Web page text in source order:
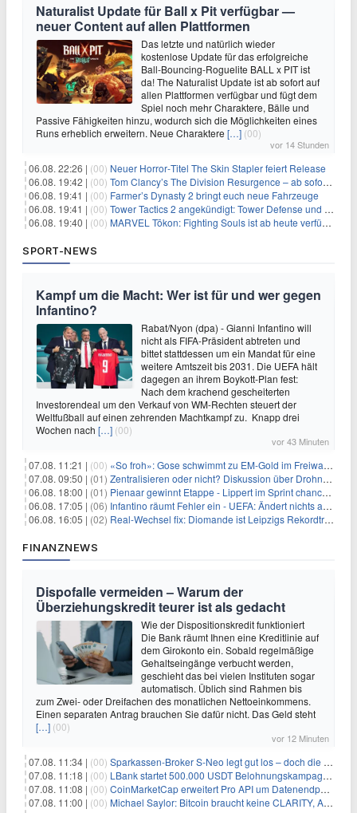
Naturalist Update für Ball x Pit verfügbar —
neuer Content auf allen Plattformen
Das letzte und natürlich wieder
kostenlose Update für das erfolgreiche
Ball-Bouncing-Roguelite BALL x PIT ist
da! The Naturalist Update ist ab sofort auf
allen Plattformen verfügbar und fügt dem
Spiel noch mehr Charaktere, Bälle und
Passive Fähigkeiten hinzu, wodurch sich die Möglichkeiten eines
Runs erheblich erweitern. Neue Charaktere […] (00)
vor 14 Stunden
06.08. 22:26 | (00) Neuer Horror‑Titel The Skin Stapler feiert Release
06.08. 19:42 | (00) Tom Clancy’s The Division Resurgence – ab sofort für euch verfügbar
06.08. 19:41 | (00) Farmer’s Dynasty 2 bringt euch neue Fahrzeuge
06.08. 19:41 | (00) Tower Tactics 2 angekündigt: Tower Defense und Deckbuilding Kombo kehrt zurück
06.08. 19:40 | (00) MARVEL Tōkon: Fighting Souls ist ab heute verfügbar
SPORT-NEWS
Kampf um die Macht: Wer ist für und wer gegen
Infantino?
Rabat/Nyon (dpa) - Gianni Infantino will
nicht als FIFA-Präsident abtreten und
bittet stattdessen um ein Mandat für eine
weitere Amtszeit bis 2031. Die UEFA hält
dagegen an ihrem Boykott-Plan fest:
Nach dem krachend gescheiterten
Investorendeal um den Verkauf von WM-Rechten steuert der
Weltfußball auf einen zehrenden Machtkampf zu. Knapp drei
Wochen nach […] (00)
vor 43 Minuten
07.08. 11:21 | (00) «So froh»: Gose schwimmt zu EM-Gold im Freiwasser
07.08. 09:50 | (01) Zentralisieren oder nicht? Diskussion über Drohnenabwehr
06.08. 18:00 | (01) Pienaar gewinnt Etappe - Lippert im Sprint chancenlos
06.08. 17:05 | (06) Infantino räumt Fehler ein - UEFA: Ändert nichts an Boykott
06.08. 16:05 | (02) Real-Wechsel fix: Diomande ist Leipzigs Rekordtransfer
FINANZNEWS
Dispofalle vermeiden – Warum der
Überziehungskredit teurer ist als gedacht
Wie der Dispositionskredit funktioniert
Die Bank räumt Ihnen eine Kreditlinie auf
dem Girokonto ein. Sobald regelmäßige
Gehaltseingänge verbucht werden,
geschieht das bei vielen Instituten sogar
automatisch. Üblich sind Rahmen bis
zum Zwei- oder Dreifachen des monatlichen Nettoeinkommens.
Einen separaten Antrag brauchen Sie dafür nicht. Das Geld steht
[…] (00)
vor 12 Minuten
07.08. 11:34 | (00) Sparkassen-Broker S-Neo legt gut los – doch die Schwachstellen bleiben
07.08. 11:18 | (00) LBank startet 500.000 USDT Belohnungskampagne mit Pudgy Penguins
07.08. 11:08 | (00) CoinMarketCap erweitert Pro API um Datenendpunkte für reale Vermögenswerte
07.08. 11:00 | (00) Michael Saylor: Bitcoin braucht keine CLARITY, Amerika schon